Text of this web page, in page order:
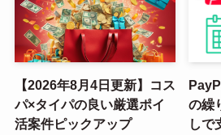
【2026年8月4日更新】コス
パ×タイパの良い厳選ポイ
活案件ピックアップ
の繰
しで